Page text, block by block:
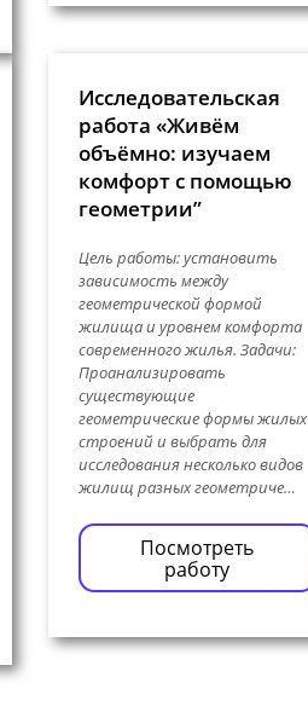
Исследовательская
работа «Живём
объёмно: изучаем
комфорт с помощью
геометрии”
Цель работы: установить
зависимость между
геометрической формой
жилища и уровнем комфорта
современного жилья. Задачи:
Проанализировать
существующие
геометрические формы жилых
строений и выбрать для
исследования несколько видов
жилищ разных геометриче…
Посмотреть
работу